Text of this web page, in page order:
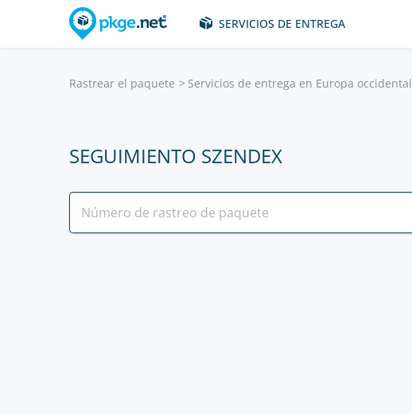
SERVICIOS DE ENTREGA
Rastrear el paquete Servicios de entrega en Europa occidental
SEGUIMIENTO SZENDEX